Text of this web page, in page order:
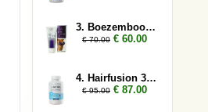
3. Boezembooster 2x
€ 70.00 € 60.00
4. Hairfusion 3x plus 2 gratis
€ 95.00 € 87.00